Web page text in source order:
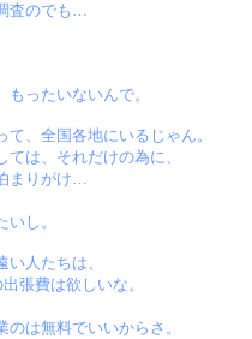
査のでも…
ったいないんで。
、全国各地にいるじゃん。
は、それだけの為に、
まりがけ…
し。
人たちは、
張費は欲しいな。
は無料でいいからさ。